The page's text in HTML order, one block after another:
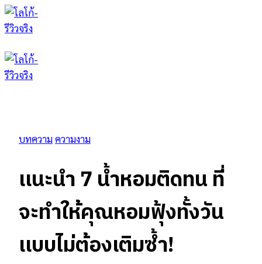
Skip
to
บทความความงาม
เเนะนำ 7 น้ำหอมติดทน ที่
จะทำให้คุณหอมฟุ้งทั้งวัน
เเบบไม่ต้องเติมซ้ำ!